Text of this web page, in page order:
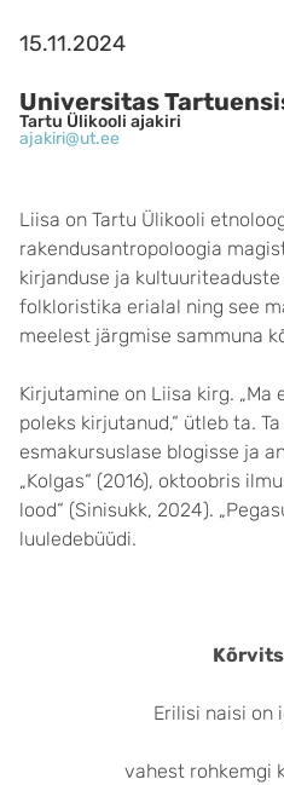
15.11.2024
Universitas
Tartu Ülikooli ajakiri
ajakiri@ut.ee
Liisa on Tartu Ülikooli
rakendusantropoloogia
kirjanduse ja
folkloristika erialal ning see
meelest järgmise sammuna
Kirjutamine on Liisa kirg. „Ma
poleks kirjutanud,“ ütleb ta.
esmakursuslase blogisse ja
„Kolgas“ (2016), oktoobris
lood“ (Sinisukk, 2024).
luuledebüüdi.
Erilisi naisi on
vahest rohkemgi